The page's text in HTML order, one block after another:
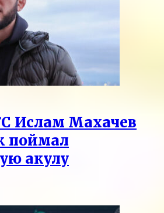
Ислам Махачев
поймал
акулу